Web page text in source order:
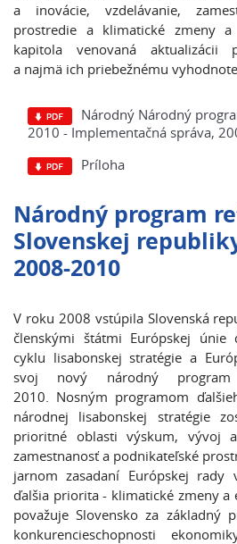
a inovácie, vzdelávanie,
prostredie a klimatické zmeny a
kapitola venovaná aktualizácii
a najmä ich priebežnému
Národný Národný
2010 - Implementačná správa,
Príloha
Národný program
Slovenskej
2008-2010
V roku 2008 vstúpila Slovenská
členskými štátmi Európskej únie
cyklu lisabonskej stratégie a
svoj nový národný
2010. Nosným programom
národnej lisabonskej stratégie
prioritné oblasti výskum, vývoj
zamestnanosť a podnikateľské
jarnom zasadaní Európskej
ďalšia priorita - klimatické zmeny a
považuje Slovensko za základný
konkurencieschopnosti